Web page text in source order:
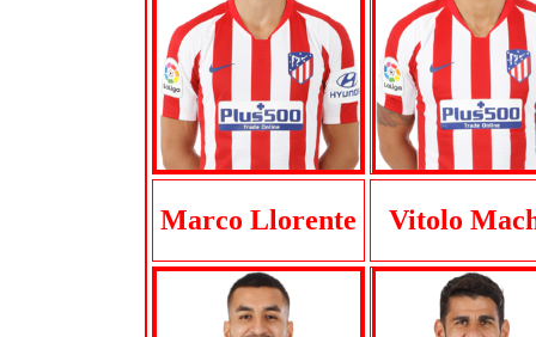
Marco Llorente Vitolo